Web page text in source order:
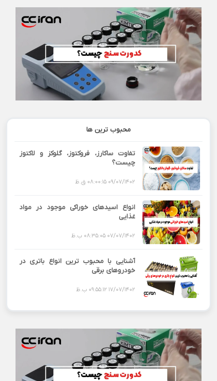
محبوب ترین ها
تفاوت ساکارز، فروکتوز، گلوکز و لاکتوز
چیست؟
09/07/1402 08:00:15 ق.ظ
انواع اسیدهای خوراکی موجود در مواد
غذایی
07/07/1402 08:35:05 ب.ظ
آشنایی با محبوب ترین انواع باتری در
خودروهای برقی
17/07/1402 09:55:12 ب.ظ